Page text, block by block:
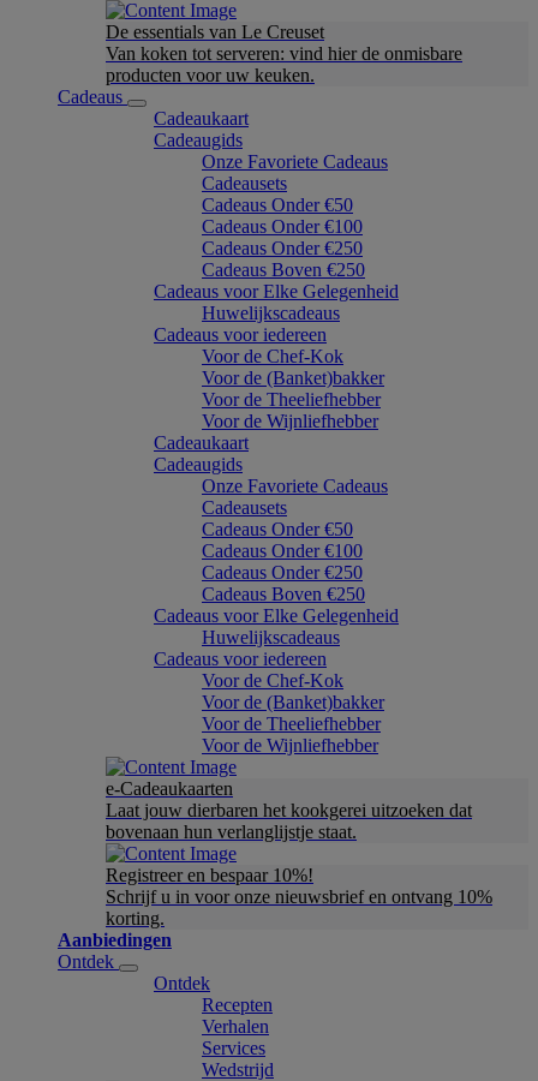
De essentials van Le Creuset
Van koken tot serveren: vind hier de onmisbare
producten voor uw keuken.
Cadeaus
Cadeaukaart
Cadeaugids
Onze Favoriete Cadeaus
Cadeausets
Cadeaus Onder €50
Cadeaus Onder €100
Cadeaus Onder €250
Cadeaus Boven €250
Cadeaus voor Elke Gelegenheid
Huwelijkscadeaus
Cadeaus voor iedereen
Voor de Chef-Kok
Voor de (Banket)bakker
Voor de Theeliefhebber
Voor de Wijnliefhebber
Cadeaukaart
Cadeaugids
Onze Favoriete Cadeaus
Cadeausets
Cadeaus Onder €50
Cadeaus Onder €100
Cadeaus Onder €250
Cadeaus Boven €250
Cadeaus voor Elke Gelegenheid
Huwelijkscadeaus
Cadeaus voor iedereen
Voor de Chef-Kok
Voor de (Banket)bakker
Voor de Theeliefhebber
Voor de Wijnliefhebber
e-Cadeaukaarten
Laat jouw dierbaren het kookgerei uitzoeken dat
bovenaan hun verlanglijstje staat.
Registreer en bespaar 10%!
Schrijf u in voor onze nieuwsbrief en ontvang 10%
korting.
Aanbiedingen
Ontdek
Ontdek
Recepten
Verhalen
Services
Wedstrijd